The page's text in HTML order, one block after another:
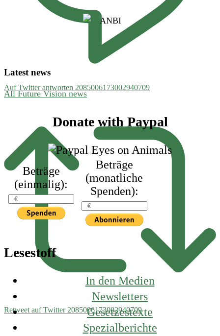
Auf Twitter antworten 2085006173002940709
Retweet auf Twitter 2085006173002940709
Latest news
All Future Vision news
FooterDonate with Paypal
Beträge
(einmalig):
Beträge
(monatliche
Spenden):
Lesestoff
In den Medien
Newsletters
Gesetzestexte
Spezialberichte